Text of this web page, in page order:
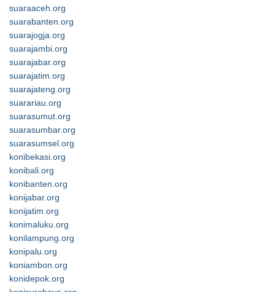
suaraaceh.org
suarabanten.org
suarajogja.org
suarajambi.org
suarajabar.org
suarajatim.org
suarajateng.org
suarariau.org
suarasumut.org
suarasumbar.org
suarasumsel.org
konibekasi.org
konibali.org
konibanten.org
konijabar.org
konijatim.org
konimaluku.org
konilampung.org
konipalu.org
koniambon.org
konidepok.org